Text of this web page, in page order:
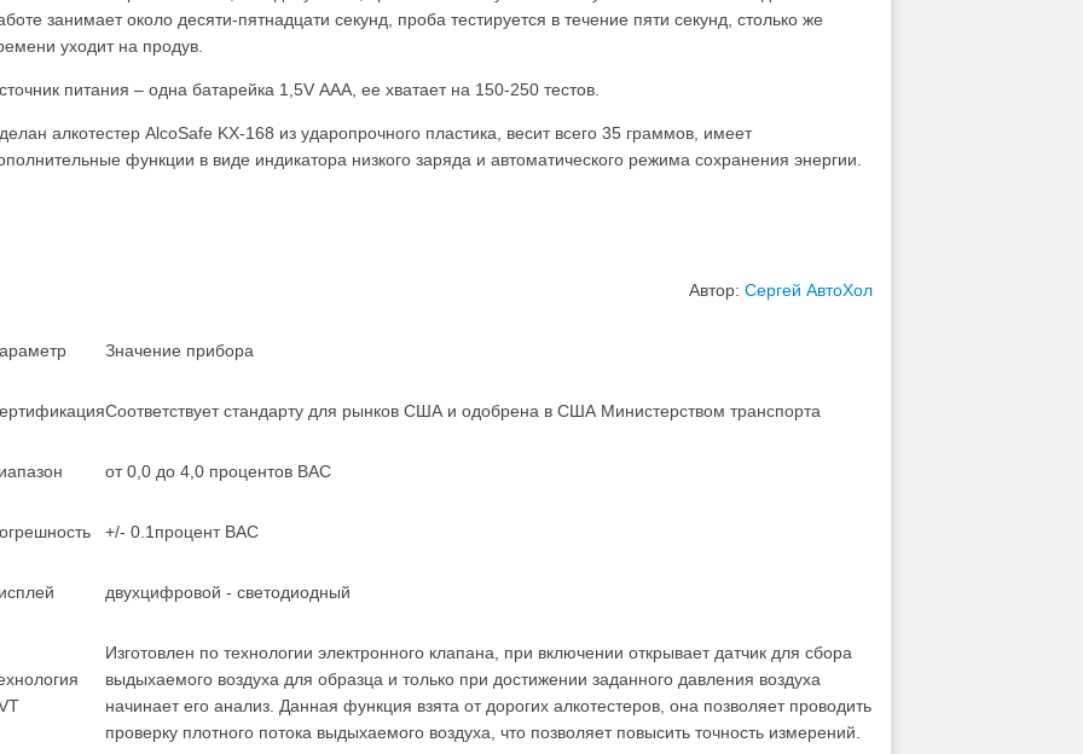
занимает около десяти-пятнадцати секунд, проба тестируется в течение пяти секунд, столько же
уходит на продув.
питания – одна батарейка 1,5V ААА, ее хватает на 150-250 тестов.
алкотестер AlcoSafe KX-168 из ударопрочного пластика, весит всего 35 граммов, имеет
функции в виде индикатора низкого заряда и автоматического режима сохранения энергии.
Автор: Сергей АвтоХол
Значение прибора
Соответствует стандарту для рынков США и одобрена в США Министерством транспорта
от 0,0 до 4,0 процентов BAC
+/- 0.1процент BAC
двухцифровой - светодиодный
Изготовлен по технологии электронного клапана, при включении открывает датчик для сбора
выдыхаемого воздуха для образца и только при достижении заданного давления воздуха
начинает его анализ. Данная функция взята от дорогих алкотестеров, она позволяет проводить
проверку плотного потока выдыхаемого воздуха, что позволяет повысить точность измерений.